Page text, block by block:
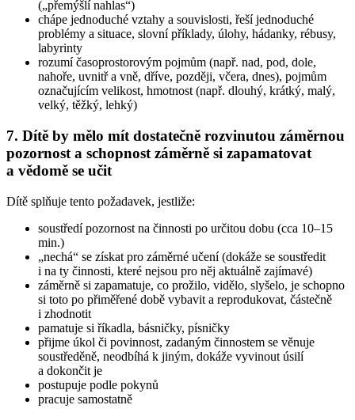
(„přemýšlí nahlas“)
chápe jednoduché vztahy a souvislosti, řeší jednoduché
problémy a situace, slovní příklady, úlohy, hádanky, rébusy,
labyrinty
rozumí časoprostorovým pojmům (např. nad, pod, dole,
nahoře, uvnitř a vně, dříve, později, včera, dnes), pojmům
označujícím velikost, hmotnost (např. dlouhý, krátký, malý,
velký, těžký, lehký)
7. Dítě by mělo mít dostatečně rozvinutou záměrnou
pozornost a schopnost záměrně si zapamatovat
a vědomě se učit
Dítě splňuje tento požadavek, jestliže:
soustředí pozornost na činnosti po určitou dobu (cca 10–15
min.)
„nechá“ se získat pro záměrné učení (dokáže se soustředit
i na ty činnosti, které nejsou pro něj aktuálně zajímavé)
záměrně si zapamatuje, co prožilo, vidělo, slyšelo, je schopno
si toto po přiměřené době vybavit a reprodukovat, částečně
i zhodnotit
pamatuje si říkadla, básničky, písničky
přijme úkol či povinnost, zadaným činnostem se věnuje
soustředěně, neodbíhá k jiným, dokáže vyvinout úsilí
a dokončit je
postupuje podle pokynů
pracuje samostatně